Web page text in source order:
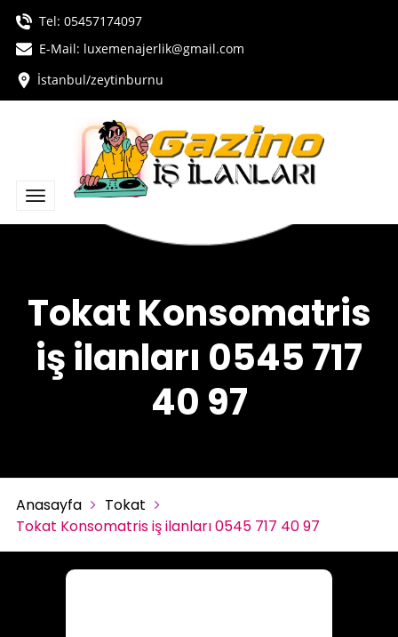
Tel: 05457174097
E-Mail: luxemenajerlik@gmail.com
İstanbul/zeytinburnu
Tokat Konsomatris
iş ilanları 0545 717
40 97
Anasayfa
Tokat
Tokat Konsomatris iş ilanları 0545 717 40 97